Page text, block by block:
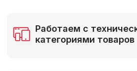
Инспекции за 24 часа: свои
эксперты в каждом регионе Китая